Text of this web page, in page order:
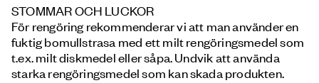
STOMMAR OCH LUCKOR
För rengöring rekommenderar vi att man använder en
fuktig bomullstrasa med ett milt rengöringsmedel som
t.ex. milt diskmedel eller såpa. Undvik att använda
starka rengöringsmedel som kan skada produkten.